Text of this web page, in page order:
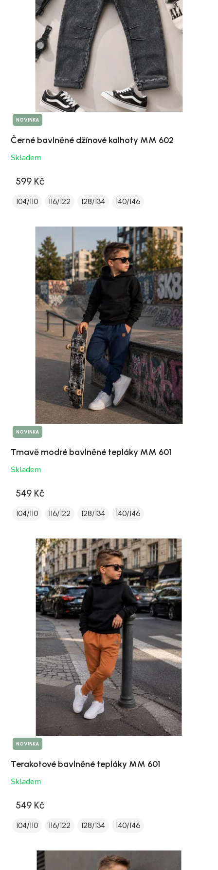
NOVINKA
Černé bavlněné džínové kalhoty MM 602
Skladem
599 Kč
104/110 116/122 128/134 140/146
NOVINKA
Tmavě modré bavlněné tepláky MM 601
Skladem
549 Kč
104/110 116/122 128/134 140/146
NOVINKA
Terakotové bavlněné tepláky MM 601
Skladem
549 Kč
104/110 116/122 128/134 140/146